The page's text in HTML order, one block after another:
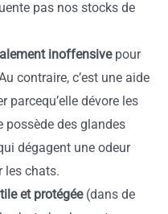
pas nos stocks de
inoffensivepour
contraire, c’est une aide
parcequ’elle dévore les
possède des glandes
dégagent une odeur
les chats.
et protégée(dans de